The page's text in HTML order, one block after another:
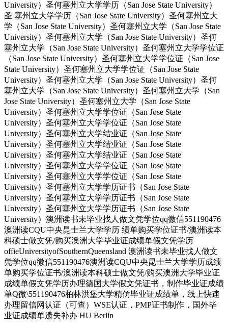
University）圣何塞州立大学学历（San Jose State University）
圣 塞州立大学学历（San Jose State University）圣何塞州立大
学（San Jose State University）圣何塞州立大学（San Jose State
University）圣何塞州立大学（San Jose State University）圣何
塞州立大学（San Jose State University）圣何塞州立大学学位证
（San Jose State University）圣何塞州立大学学位证（San Jose
State University）圣何塞州立大学学位证（San Jose State
University）圣何塞州立大学（San Jose State University）圣何
塞州立大学（San Jose State University）圣何塞州立大学（San
Jose State University）圣何塞州立大学（San Jose State
University）圣何塞州立大学学位证（San Jose State
University）圣何塞州立大学学位证（San Jose State
University）圣何塞州立大学结业证（San Jose State
University）圣何塞州立大学结业证（San Jose State
University）圣何塞州立大学结业证（San Jose State
University）圣何塞州立大学学位证（San Jose State
University）圣何塞州立大学学位证（San Jose State
University）圣何塞州立大学学历证书（San Jose State
University）圣何塞州立大学学历证书（San Jose State
University）圣何塞州立大学学历证书（San Jose State
University）澳洲读书未毕业找人做文凭学位qq微信551190476
澳洲读CQU中央昆士兰大学学历 绩单购买学位证书/澳洲读本
科硕士做文凭/购买澳洲大学毕业证成绩单假文凭学历
offieUniversityofSouthernQueensland 澳洲读书未毕业找人做文
凭学位qq微信551190476澳洲读CQU中央昆士兰大学学历成绩
单购买学位证书/澳洲读本科硕士做文凭/购买澳洲大学毕业证
成绩单假文凭学历办理德国大学假文凭证书，制作毕业证成绩
单Q微\551190476柏林洪堡大学精仿毕业证成绩单，线上快速
办理留信网认证（可查）WSE认证，PMP证书制作，国外毕
业证成绩单遗失补办 HU Berlin